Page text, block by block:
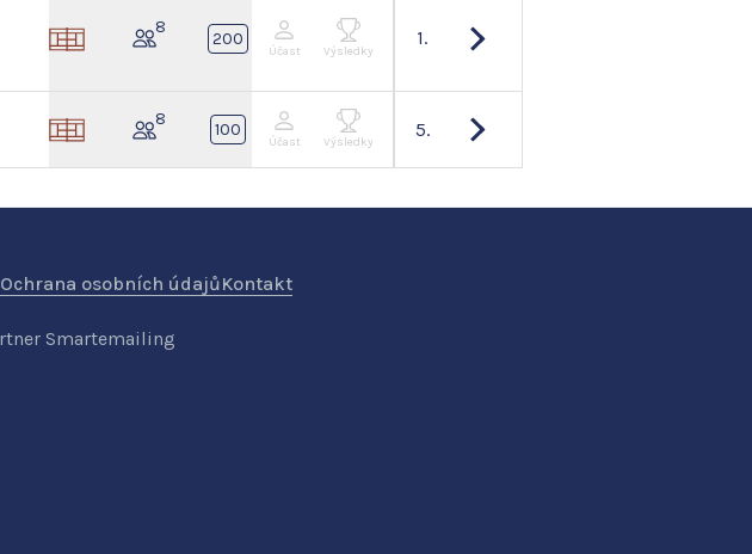
8
200 1.
Účast Výsledky
8
100 5.
Účast Výsledky
Ochrana osobních údajůKontakt